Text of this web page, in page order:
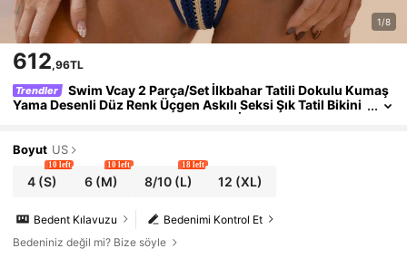
1/8
612,96TL
Trendler
Swim Vcay 2 Parça/Set İlkbahar Tatili Dokulu Kumaş
Yama Desenli Düz Renk Üçgen Askılı Seksi Şık Tatil Bikini
Mayo Takımı, Plaj, Havuz, Parti, Noel İçin Uygundur
Boyut US
4 (S)
10 left
6 (M)
10 left
8/10(L)
18 left
12 (XL)
Bedenimi Kontrol Et
Bedent Kılavuzu
Bedeniniz değil mi? Bize söyle